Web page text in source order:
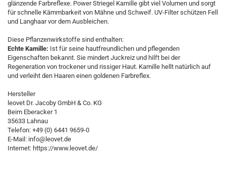
glänzende Farbreflexe. Power Striegel Kamille gibt viel Volumen und sorgt
für schnelle Kämmbarkeit von Mähne und Schweif. UV-Filter schützen Fell
und Langhaar vor dem Ausbleichen.
Diese Pflanzenwirkstoffe sind enthalten:
Echte Kamille: Ist für seine hautfreundlichen und pflegenden
Eigenschaften bekannt. Sie mindert Juckreiz und hilft bei der
Regeneration von trockener und rissiger Haut. Kamille hellt natürlich auf
und verleiht den Haaren einen goldenen Farbreflex.
Hersteller
leovet Dr. Jacoby GmbH & Co. KG
Beim Eberacker 1
35633 Lahnau
Telefon: +49 (0) 6441 9659-0
E-Mail: info@leovet.de
Internet: https://www.leovet.de/